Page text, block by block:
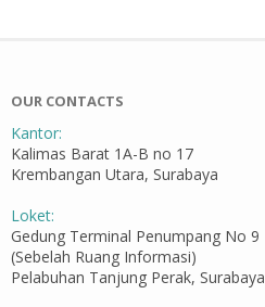
OUR CONTACTS
Kantor:
Kalimas Barat 1A-B no 17
Krembangan Utara, Surabaya
Loket:
Gedung Terminal Penumpang No 9
(Sebelah Ruang Informasi)
Pelabuhan Tanjung Perak, Surabaya